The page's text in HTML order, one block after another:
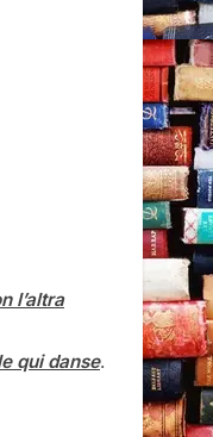
l’altra
qui danse.